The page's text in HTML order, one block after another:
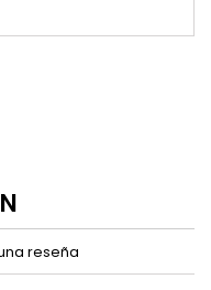
reseña